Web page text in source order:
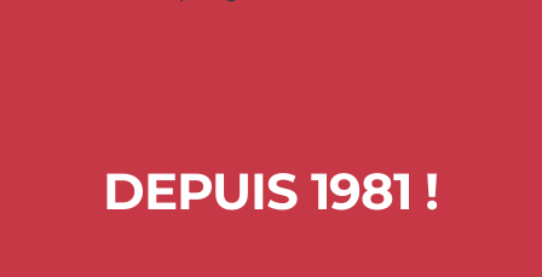
DEPUIS 1981 !